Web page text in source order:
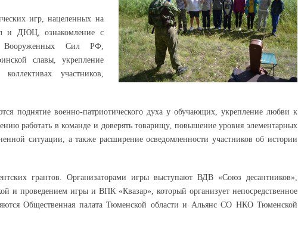
игр, нацеленных на
и ДЮЦ, ознакомление с
Вооруженных Сил РФ,
славы, укрепление
участников,
поднятие военно-патриотического духа у обучающих, укрепление любви к
работать в команде и доверять товарищу, повышение уровня элементарных
ситуации, а также расширение осведомленности участников об истории
грантов. Организаторами игры выступают ВДВ «Союз десантников»,
и проведением игры и ВПК «Квазар», который организует непосредственное
Общественная палата Тюменской области и Альянс СО НКО Тюменской